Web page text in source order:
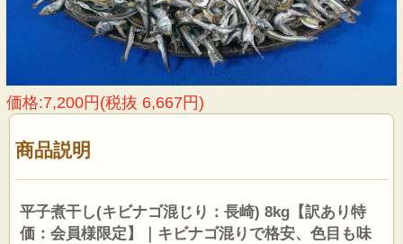
価格:7,200円(税抜 6,667円)
商品説明
平子煮干し(キビナゴ混じり：長崎) 8kg【訳あり特
価：会員様限定】｜キビナゴ混りで格安、色目も味